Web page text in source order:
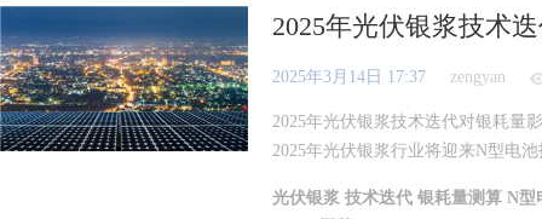
2025年光伏银浆技术
2025年3月14日 17:37 zengyan
2025年光伏银浆技术迭代对银耗量
2025年光伏银浆行业将迎来N型电
光伏银浆 技术迭代 银耗量测算 N型